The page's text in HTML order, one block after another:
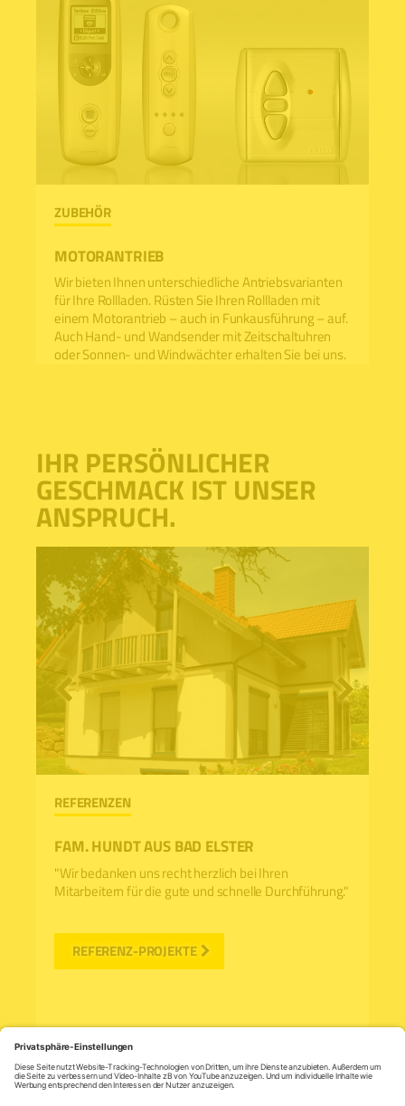
ZUBEHÖR
MOTORANTRIEB
Wir bieten Ihnen unterschiedliche Antriebsvarianten
für Ihre Rollladen. Rüsten Sie Ihren Rollladen mit
einem Motorantrieb – auch in Funkausführung – auf.
Auch Hand- und Wandsender mit Zeitschaltuhren
oder Sonnen- und Windwächter erhalten Sie bei uns.
IHR PERSÖNLICHER
GESCHMACK IST UNSER
ANSPRUCH.
REFERENZEN
FAM. HUNDT AUS BAD ELSTER
"Wir bedanken uns recht herzlich bei Ihren
Mitarbeitern für die gute und schnelle Durchführung."
REFERENZ-PROJEKTE